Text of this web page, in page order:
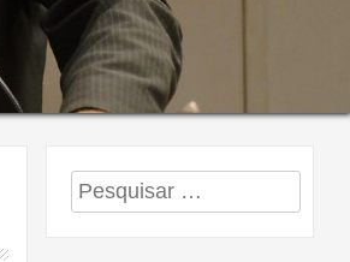
Pesquisar
por: